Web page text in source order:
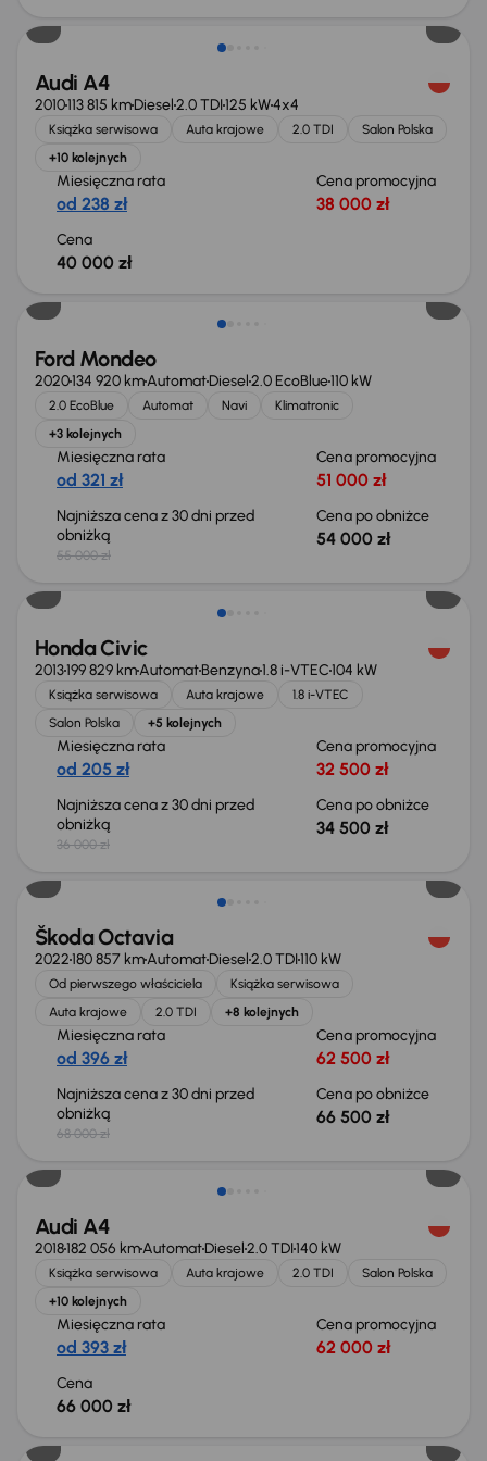
Audi A4
2010113 815 kmDiesel2.0 TDI125 kW4x4
Książka serwisowa Auta krajowe 2.0 TDI
Salon Polska
+10 kolejnych
Miesięczna rata
od 238 zł
Cena promocyjna
38 000 zł
Cena
40 000 zł
Ford Mondeo
2020134 920 kmAutomatDiesel2.0 EcoBlue110 kW
2.0 EcoBlue Automat Navi
Klimatronic
+3 kolejnych
Miesięczna rata
od 321 zł
Cena promocyjna
51 000 zł
Najniższa cena z 30 dni przed
obniżką
55 000 zł
Cena po obniżce
54 000 zł
Taniej o 1 500 zł
Honda Civic
2013199 829 kmAutomatBenzyna1.8 i-VTEC104 kW
Książka serwisowa Auta krajowe
1.8 i-VTEC
Salon Polska
+5 kolejnych
Miesięczna rata
od 205 zł
Cena promocyjna
32 500 zł
Najniższa cena z 30 dni przed
obniżką
36 000 zł
Cena po obniżce
34 500 zł
Świeżo skupione
Škoda Octavia
2022180 857 kmAutomatDiesel2.0 TDI110 kW
Od pierwszego właściciela
Książka serwisowa
Auta krajowe
2.0 TDI +8 kolejnych
Miesięczna rata
od 396 zł
Cena promocyjna
62 500 zł
Najniższa cena z 30 dni przed
obniżką
68 000 zł
Cena po obniżce
66 500 zł
Audi A4
2018182 056 kmAutomatDiesel2.0 TDI140 kW
Książka serwisowa Auta krajowe 2.0 TDI
Salon Polska
+10 kolejnych
Miesięczna rata
od 393 zł
Cena promocyjna
62 000 zł
Cena
66 000 zł